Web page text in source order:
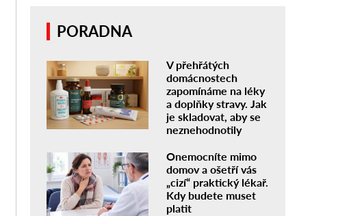
PORADNA
V přehřátých
domácnostech
zapomínáme na léky
a doplňky stravy. Jak
je skladovat, aby se
neznehodnotily
Onemocníte mimo
domov a ošetří vás
„cizí“ praktický lékař.
Kdy budete muset
platit